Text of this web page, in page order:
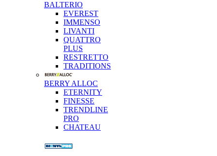
BALTERIO
EVEREST
IMMENSO
LIVANTI
QUATTRO
PLUS
RESTRETTO
TRADITIONS
BERRY ALLOC
ETERNITY
FINESSE
TRENDLINE
PRO
CHATEAU